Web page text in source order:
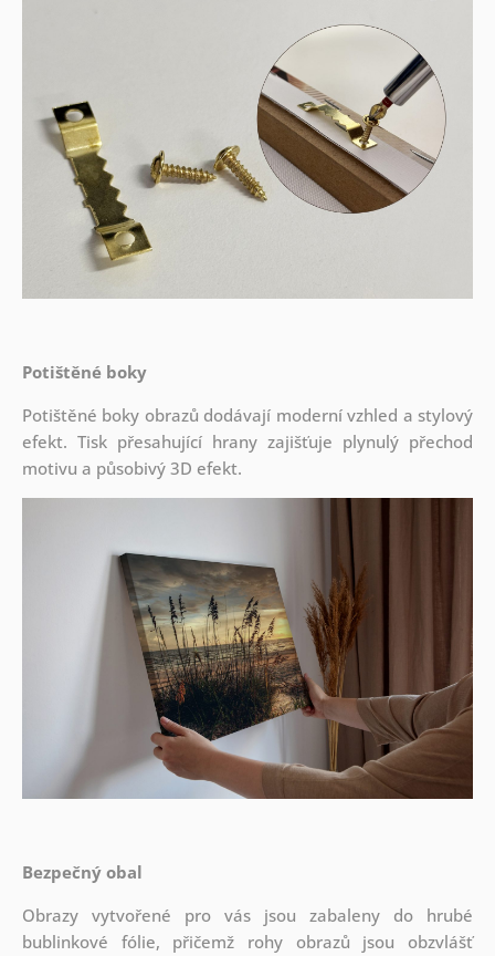
Potištěné boky
Potištěné boky obrazů dodávají moderní vzhled a stylový
efekt. Tisk přesahující hrany zajišťuje plynulý přechod
motivu a působivý 3D efekt.
Bezpečný obal
Obrazy vytvořené pro vás jsou zabaleny do hrubé
bublinkové fólie, přičemž rohy obrazů jsou obzvlášť